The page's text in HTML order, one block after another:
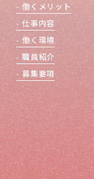
働くメリット
仕事内容
働く環境
職員紹介
募集要項